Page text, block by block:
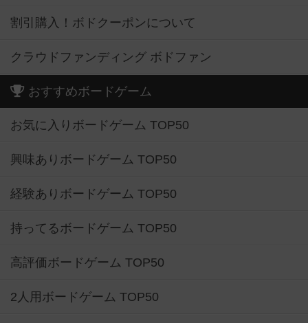
割引購入！ボドクーポンについて
クラウドファンディング ボドファン
おすすめボードゲーム
お気に入りボードゲーム TOP50
興味ありボードゲーム TOP50
経験ありボードゲーム TOP50
持ってるボードゲーム TOP50
高評価ボードゲーム TOP50
2人用ボードゲーム TOP50